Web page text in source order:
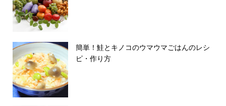
簡単！鮭とキノコのウマウマごはんのレシ
ピ・作り方